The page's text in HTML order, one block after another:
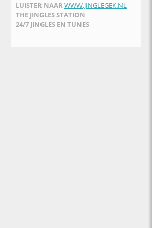
LUISTER NAAR WWW.JINGLEGEK.NL
THE JINGLES STATION
24/7 JINGLES EN TUNES